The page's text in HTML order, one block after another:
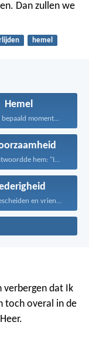
Dan zullen we
hemel
Hemel
bepaald moment...
Jezus antwoordde hem: "Iemand...
Wees bescheiden en vriendelijk...
verbergen dat Ik
toch overal in de